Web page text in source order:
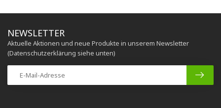
NEWSLETTER
Aktuelle Aktionen und neue Produkte in unserem Newsletter
(Datenschutzerklärung siehe unten)